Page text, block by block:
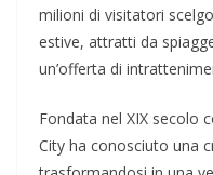
milioni di visitatori
estive, attratti da
un’offerta di
Fondata nel XIX secolo
City ha conosciuto una